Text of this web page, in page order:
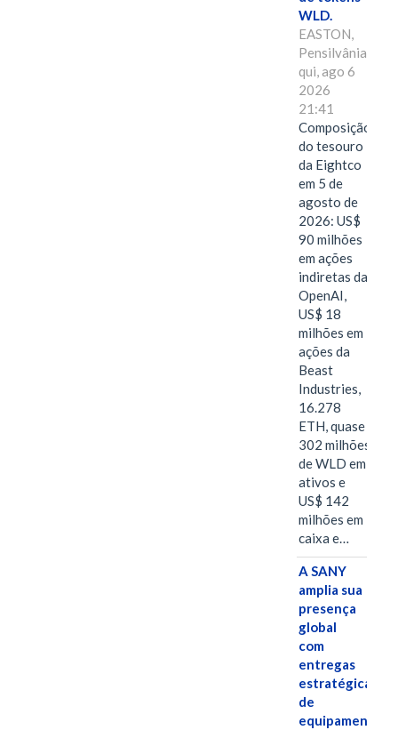
WLD.
EASTON,
Pensilvânia,
qui, ago 6
2026
21:41
Composição
do tesouro
da Eightco
em 5 de
agosto de
2026: US$
90 milhões
em ações
indiretas da
OpenAI,
US$ 18
milhões em
ações da
Beast
Industries,
16.278
ETH, quase
302 milhões
de WLD em
ativos e
US$ 142
milhões em
caixa e…
A SANY
amplia sua
presença
global
com
entregas
estratégicas
de
equipamentos